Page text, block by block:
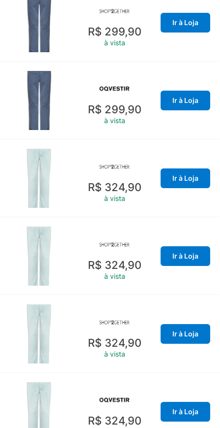
R$ 299,90
à vista
Ir à Loja
R$ 299,90
à vista
Ir à Loja
R$ 324,90
à vista
Ir à Loja
R$ 324,90
à vista
Ir à Loja
R$ 324,90
à vista
Ir à Loja
R$ 324,90
Ir à Loja